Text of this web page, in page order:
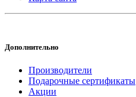
Дополнительно
Производители
Подарочные сертификаты
Акции